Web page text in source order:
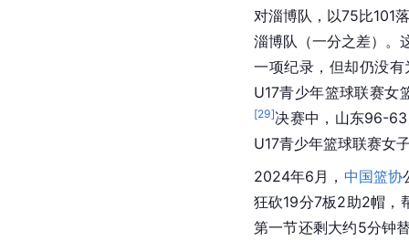
对淄博队，以75比101
淄博队（一分之差）。
一项纪录，但却仍没
U17青少年篮球联赛女
[29]决赛中，山东96-
U17青少年篮球联赛女
2024年6月， 中国篮协
狂砍19分7板2助2帽，
第一节还剩大约5分钟